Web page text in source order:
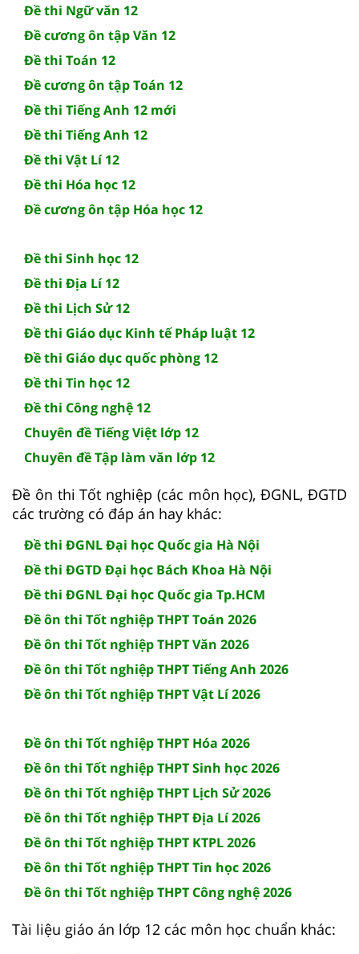
Đề thi Ngữ văn 12
Đề cương ôn tập Văn 12
Đề thi Toán 12
Đề cương ôn tập Toán 12
Đề thi Tiếng Anh 12 mới
Đề thi Tiếng Anh 12
Đề thi Vật Lí 12
Đề thi Hóa học 12
Đề cương ôn tập Hóa học 12
Đề thi Sinh học 12
Đề thi Địa Lí 12
Đề thi Lịch Sử 12
Đề thi Giáo dục Kinh tế Pháp luật 12
Đề thi Giáo dục quốc phòng 12
Đề thi Tin học 12
Đề thi Công nghệ 12
Chuyên đề Tiếng Việt lớp 12
Chuyên đề Tập làm văn lớp 12
Đề ôn thi Tốt nghiệp (các môn học), ĐGNL, ĐGTD
các trường có đáp án hay khác:
Đề thi ĐGNL Đại học Quốc gia Hà Nội
Đề thi ĐGTD Đại học Bách Khoa Hà Nội
Đề thi ĐGNL Đại học Quốc gia Tp.HCM
Đề ôn thi Tốt nghiệp THPT Toán 2026
Đề ôn thi Tốt nghiệp THPT Văn 2026
Đề ôn thi Tốt nghiệp THPT Tiếng Anh 2026
Đề ôn thi Tốt nghiệp THPT Vật Lí 2026
Đề ôn thi Tốt nghiệp THPT Hóa 2026
Đề ôn thi Tốt nghiệp THPT Sinh học 2026
Đề ôn thi Tốt nghiệp THPT Lịch Sử 2026
Đề ôn thi Tốt nghiệp THPT Địa Lí 2026
Đề ôn thi Tốt nghiệp THPT KTPL 2026
Đề ôn thi Tốt nghiệp THPT Tin học 2026
Đề ôn thi Tốt nghiệp THPT Công nghệ 2026
Tài liệu giáo án lớp 12 các môn học chuẩn khác: